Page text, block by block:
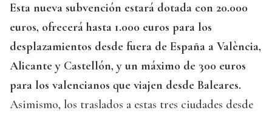
Esta nueva subvención estará dotada con 20.000
euros, ofrecerá hasta 1.000 euros para los
desplazamientos desde fuera de España a València,
Alicante y Castellón, y un máximo de 300 euros
para los valencianos que viajen desde Baleares.
Asimismo, los traslados a estas tres ciudades desde